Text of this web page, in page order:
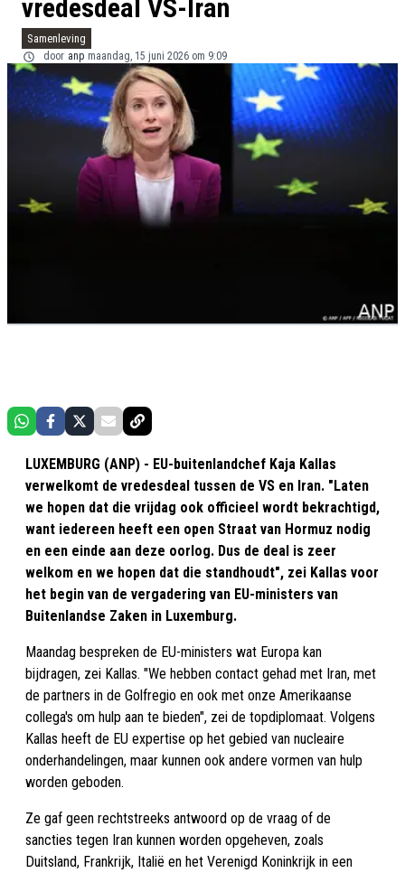
vredesdeal VS-Iran
Samenleving
door anp maandag, 15 juni 2026 om 9:09
LUXEMBURG (ANP) - EU-buitenlandchef Kaja Kallas
verwelkomt de vredesdeal tussen de VS en Iran. "Laten
we hopen dat die vrijdag ook officieel wordt bekrachtigd,
want iedereen heeft een open Straat van Hormuz nodig
en een einde aan deze oorlog. Dus de deal is zeer
welkom en we hopen dat die standhoudt", zei Kallas voor
het begin van de vergadering van EU-ministers van
Buitenlandse Zaken in Luxemburg.
Maandag bespreken de EU-ministers wat Europa kan
bijdragen, zei Kallas. "We hebben contact gehad met Iran, met
de partners in de Golfregio en ook met onze Amerikaanse
collega's om hulp aan te bieden", zei de topdiplomaat. Volgens
Kallas heeft de EU expertise op het gebied van nucleaire
onderhandelingen, maar kunnen ook andere vormen van hulp
worden geboden.
Ze gaf geen rechtstreeks antwoord op de vraag of de
sancties tegen Iran kunnen worden opgeheven, zoals
Duitsland, Frankrijk, Italië en het Verenigd Koninkrijk in een